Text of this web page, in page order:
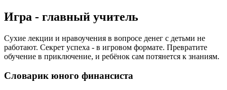
Игра - главный учитель
Сухие лекции и нравоучения в вопросе денег с детьми не
работают. Секрет успеха - в игровом формате. Превратите
обучение в приключение, и ребёнок сам потянется к знаниям.
Словарик юного финансиста